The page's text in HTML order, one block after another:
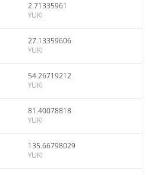
2.71335961
YUKI
27.13359606
YUKI
54.26719212
YUKI
81.40078818
YUKI
135.66798029
YUKI